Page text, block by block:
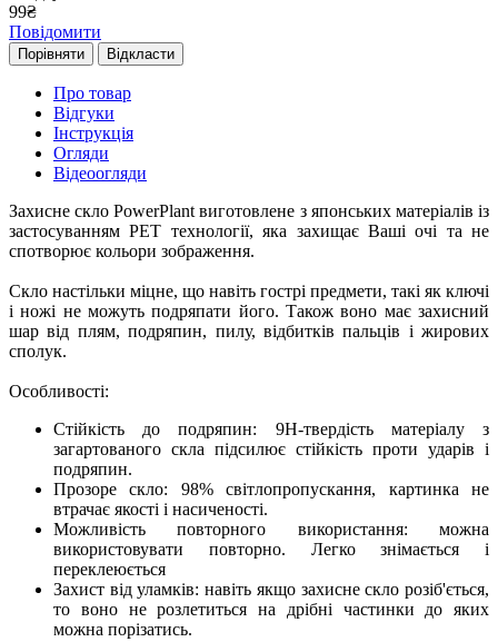
99₴
Повідомити
Порівняти Відкласти
Про товар
Відгуки
Інструкція
Огляди
Відеоогляди
Захисне скло PowerPlant виготовлене з японських матеріалів із
застосуванням PET технології, яка захищає Ваші очі та не
спотворює кольори зображення.
Скло настільки міцне, що навіть гострі предмети, такі як ключі
і ножі не можуть подряпати його. Також воно має захисний
шар від плям, подряпин, пилу, відбитків пальців і жирових
сполук.
Особливості:
Стійкість до подряпин: 9H-твердість матеріалу з
загартованого скла підсилює стійкість проти ударів і
подряпин.
Прозоре скло: 98% світлопропускання, картинка не
втрачає якості і насиченості.
Можливість повторного використання: можна
використовувати повторно. Легко знімається і
переклеюється
Захист від уламків: навіть якщо захисне скло розіб'ється,
то воно не розлетиться на дрібні частинки до яких
можна порізатись.